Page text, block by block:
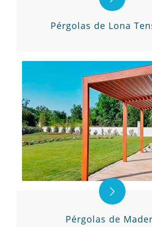
Pérgolas de Lona
Pérgolas de